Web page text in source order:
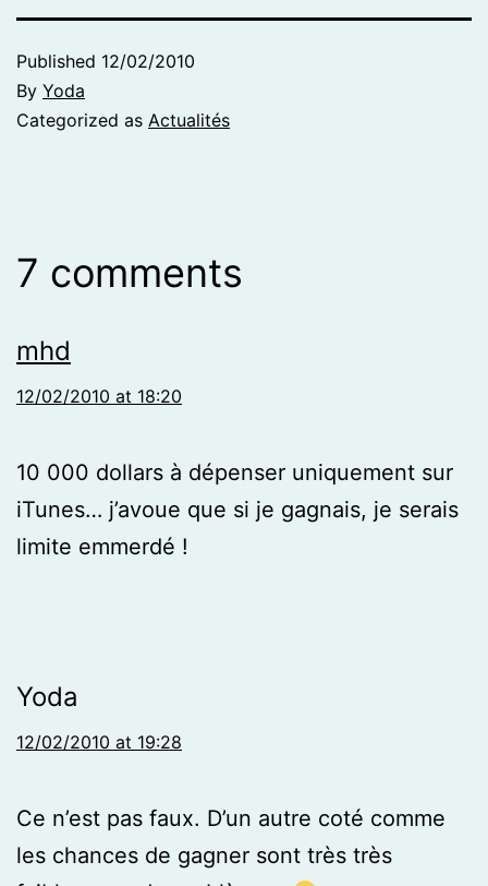
Published 12/02/2010
By Yoda
Categorized as Actualités
7 comments
mhd
12/02/2010 at 18:20
10 000 dollars à dépenser uniquement sur
iTunes… j’avoue que si je gagnais, je serais
limite emmerdé !
Yoda
12/02/2010 at 19:28
Ce n’est pas faux. D’un autre coté comme
les chances de gagner sont très très